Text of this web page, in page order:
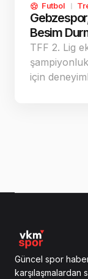
Futbol
Besim
TFF 2. Lig
için
Güncel spor
karşılaşmalardan